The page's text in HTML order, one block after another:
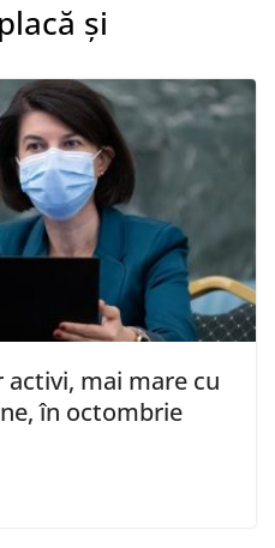
și
mai mare cu
în octombrie